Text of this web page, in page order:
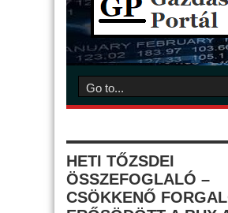
HETI TŐZSDEI
ÖSSZEFOGLALÓ –
CSÖKKENŐ